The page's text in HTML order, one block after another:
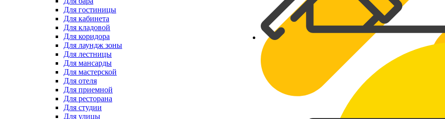
Для гостиницы
Для кабинета
Для кладовой
Для коридора
Для лаундж зоны
Для лестницы
Для мансарды
Для мастерской
Для отеля
Для приемной
Для ресторана
Для студии
Для улицы